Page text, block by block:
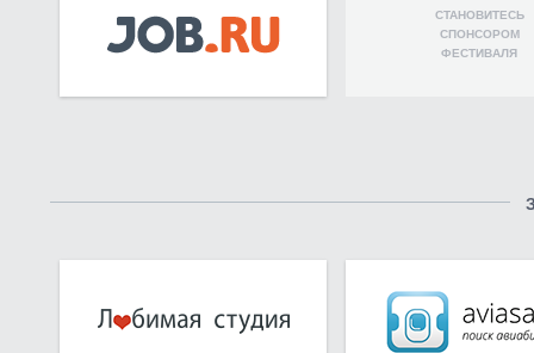
СТАНОВИТЕСЬ
СПОНСОРОМ
ФЕСТИВАЛЯ